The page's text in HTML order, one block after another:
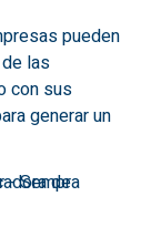
pueden
las
con sus
generar un